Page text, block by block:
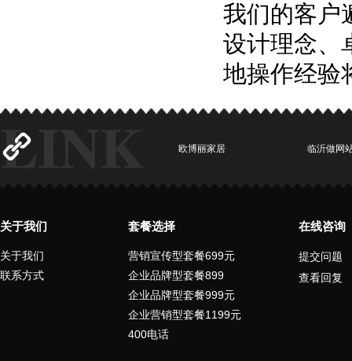
我们的客户
设计理念、
地操作经验
欧博丽家居 临沂做网
关于我们
关于我们
联系方式
套餐选择
营销宣传型套餐699元
企业品牌型套餐899
企业品牌型套餐999元
企业营销型套餐1199元
400电话
在线咨询
提交问题
查看回复